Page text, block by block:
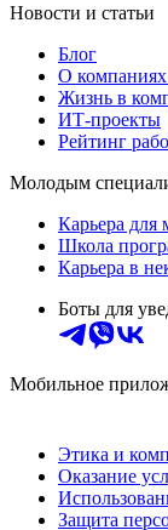
Новости и статьи
Блог
О
Жизнь в
ИТ-проекты
Рейтинг
Молодым
Карьера для
Школа
Карьера в
Боты для
Мобильное
Этика и
Оказание
Защита